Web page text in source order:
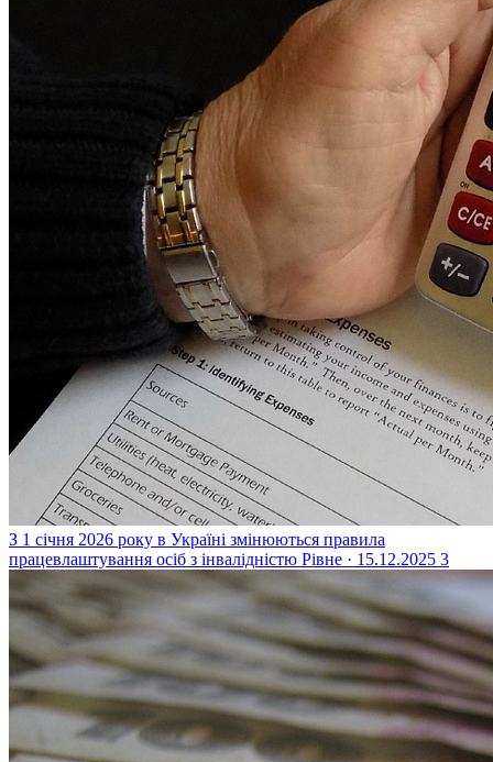
З 1 січня 2026 року в Україні змінюються правила
працевлаштування осіб з інвалідністю Рівне · 15.12.2025 3